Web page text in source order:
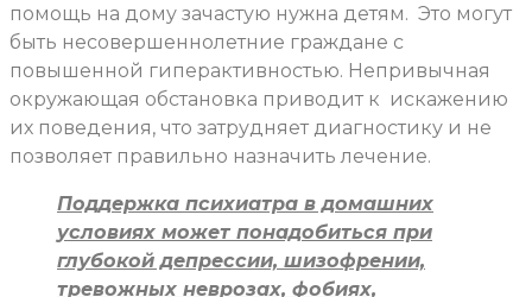
помощь на дому зачастую нужна детям. Это могут
быть несовершеннолетние граждане с
повышенной гиперактивностью. Непривычная
окружающая обстановка приводит к искажению
их поведения, что затрудняет диагностику и не
позволяет правильно назначить лечение.
Поддержка психиатра в домашних
условиях может понадобиться при
глубокой депрессии, шизофрении,
тревожных неврозах, фобиях,